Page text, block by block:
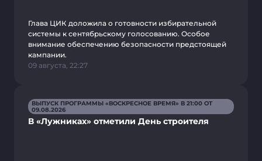
Глава ЦИК доложила о готовности избирательной
системы к сентябрьскому голосованию. Особое
внимание обеспечению безопасности предстоящей
кампании.
09 августа, 22:27
ВЫПУСК ПРОГРАММЫ «ВОСКРЕСНОЕ ВРЕМЯ» В 21:00 ОТ
09.08.2026
В «Лужниках» отметили День строителя